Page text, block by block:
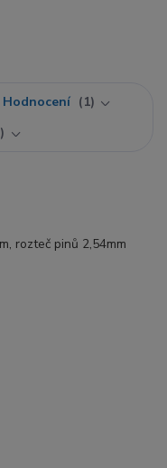
Hodnocení
1
rozteč pinů 2,54mm